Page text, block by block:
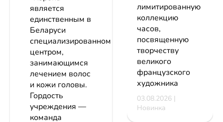
является
единственным в
Беларуси
специализированном
центром,
занимающимся
лечением волос
и кожи головы.
Гордость
учреждения —
команда
лимитированную
коллекцию
часов,
посвященную
творчеству
великого
французского
художника
03.08.2026 |
Новинка